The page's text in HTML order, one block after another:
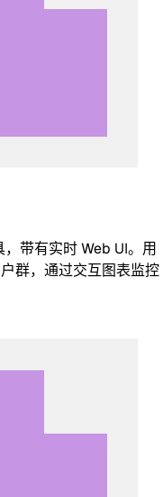
带有实时 Web UI。用
群，通过交互图表监控